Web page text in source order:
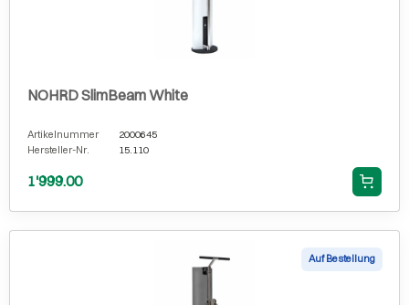
NOHRD SlimBeam White
Artikelnummer
2000645
Hersteller-Nr.
15.110
1'999.00
Auf Bestellung